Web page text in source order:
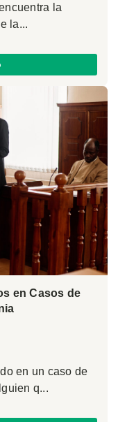
la
la...
en Casos de
en un caso de
q...